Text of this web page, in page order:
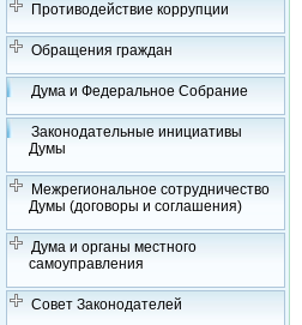
Противодействие коррупции
Обращения граждан
Дума и Федеральное Собрание
Законодательные инициативы
Думы
Межрегиональное сотрудничество
Думы (договоры и соглашения)
Дума и органы местного
самоуправления
Совет Законодателей